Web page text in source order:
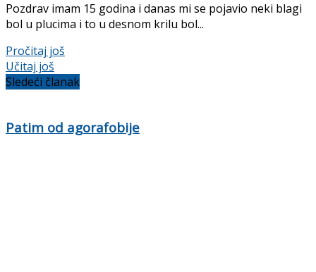
Pozdrav imam 15 godina i danas mi se pojavio neki blagi
bol u plucima i to u desnom krilu bol...
Pročitaj još
Učitaj još
Sledeći članak
Patim od agorafobije